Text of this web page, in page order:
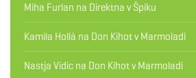
Miha Furlan na Direktna v Špiku
Kamila Hollá na Don Kihot v Marmoladi
Nastja Vidic na Don Kihot v Marmoladi